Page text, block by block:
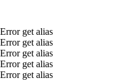
Error get alias
Error get alias
Error get alias
Error get alias
Error get alias